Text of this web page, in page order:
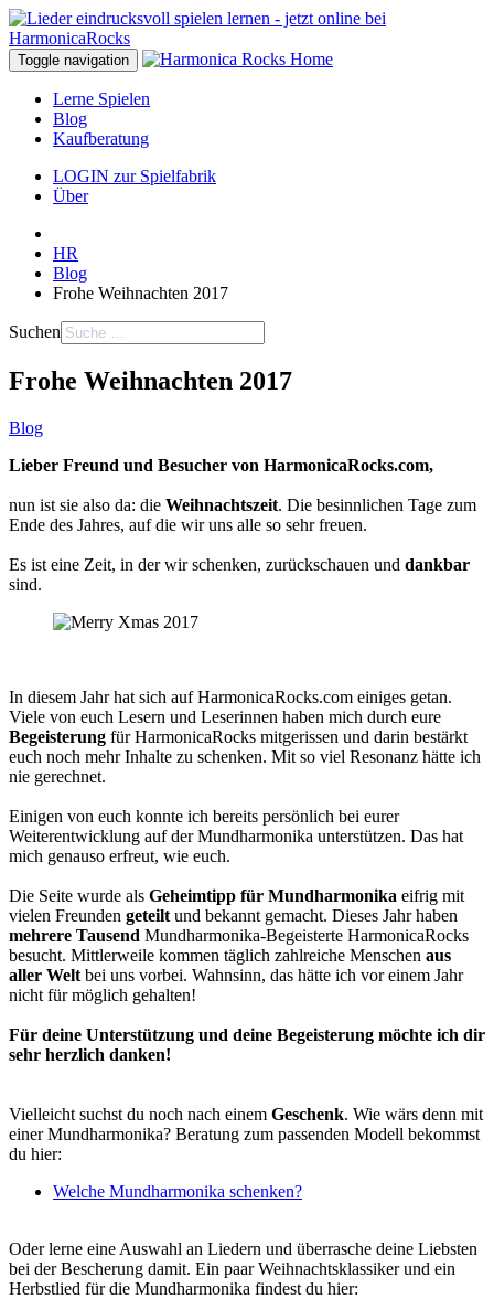
Toggle navigation
Lerne Spielen
Blog
Kaufberatung
LOGIN zur Spielfabrik
Über
HR
Blog
Frohe Weihnachten 2017
Suchen
Frohe Weihnachten 2017
Blog
Lieber Freund und Besucher von HarmonicaRocks.com,
nun ist sie also da: die Weihnachtszeit. Die besinnlichen Tage zum
Ende des Jahres, auf die wir uns alle so sehr freuen.
Es ist eine Zeit, in der wir schenken, zurückschauen und dankbar
sind.
In diesem Jahr hat sich auf HarmonicaRocks.com einiges getan.
Viele von euch Lesern und Leserinnen haben mich durch eure
Begeisterung für HarmonicaRocks mitgerissen und darin bestärkt
euch noch mehr Inhalte zu schenken. Mit so viel Resonanz hätte ich
nie gerechnet.
Einigen von euch konnte ich bereits persönlich bei eurer
Weiterentwicklung auf der Mundharmonika unterstützen. Das hat
mich genauso erfreut, wie euch.
Die Seite wurde als Geheimtipp für Mundharmonika eifrig mit
vielen Freunden geteilt und bekannt gemacht. Dieses Jahr haben
mehrere Tausend Mundharmonika-Begeisterte HarmonicaRocks
besucht. Mittlerweile kommen täglich zahlreiche Menschen aus
aller Welt bei uns vorbei. Wahnsinn, das hätte ich vor einem Jahr
nicht für möglich gehalten!
Für deine Unterstützung und deine Begeisterung möchte ich dir
sehr herzlich danken!
Vielleicht suchst du noch nach einem Geschenk. Wie wärs denn mit
einer Mundharmonika? Beratung zum passenden Modell bekommst
du hier:
Welche Mundharmonika schenken?
Oder lerne eine Auswahl an Liedern und überrasche deine Liebsten
bei der Bescherung damit. Ein paar Weihnachtsklassiker und ein
Herbstlied für die Mundharmonika findest du hier: